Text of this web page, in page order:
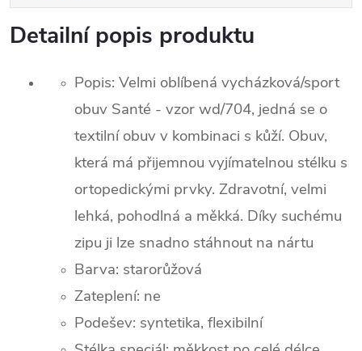
Detailní popis produktu
Popis: Velmi oblíbená vycházková/sport
obuv Santé - vzor wd/704, jedná se o
textilní obuv v kombinaci s kůží. Obuv,
která má přijemnou vyjímatelnou stélku s
ortopedickými prvky. Zdravotní, velmi
lehká, pohodlná a měkká. Díky suchému
zipu ji lze snadno stáhnout na nártu
Barva: starorůžová
Zateplení: ne
Podešev: syntetika, flexibilní